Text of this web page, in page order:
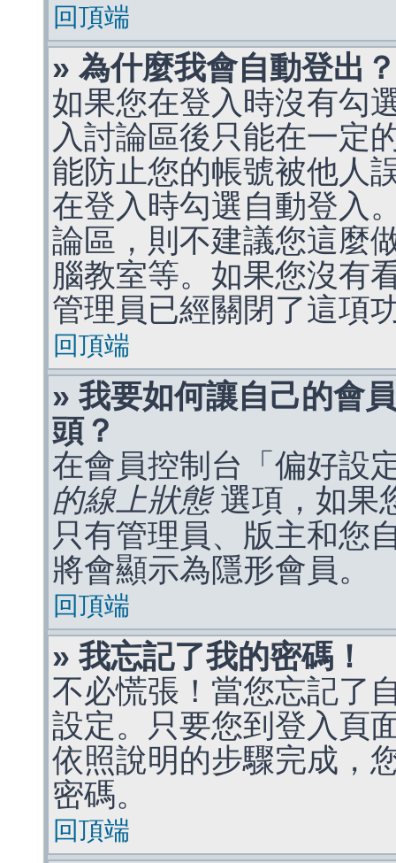
回頂端
» 為什麼我會自動登出？
如果您在登入時沒有勾
入討論區後只能在一定
能防止您的帳號被他人
在登入時勾選自動登入
論區，則不建議您這麼
腦教室等。如果您沒有
管理員已經關閉了這項
回頂端
» 我要如何讓自己的會
頭？
在會員控制台「偏好設
的線上狀態選項，如果
只有管理員、版主和您
將會顯示為隱形會員。
回頂端
» 我忘記了我的密碼！
不必慌張！當您忘記了
設定。只要您到登入頁
依照說明的步驟完成，
密碼。
回頂端